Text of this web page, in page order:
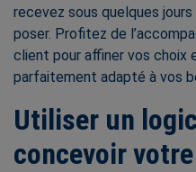
recevez sous quelques
poser. Profitez de
client pour affiner vos choix
parfaitement adapté à vos
Utiliser un
concevoir